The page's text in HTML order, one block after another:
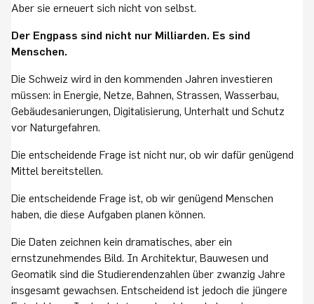
Aber sie erneuert sich nicht von selbst.
Der Engpass sind nicht nur Milliarden. Es sind
Menschen.
Die Schweiz wird in den kommenden Jahren investieren
müssen: in Energie, Netze, Bahnen, Strassen, Wasserbau,
Gebäudesanierungen, Digitalisierung, Unterhalt und Schutz
vor Naturgefahren.
Die entscheidende Frage ist nicht nur, ob wir dafür genügend
Mittel bereitstellen.
Die entscheidende Frage ist, ob wir genügend Menschen
haben, die diese Aufgaben planen können.
Die Daten zeichnen kein dramatisches, aber ein
ernstzunehmendes Bild. In Architektur, Bauwesen und
Geomatik sind die Studierendenzahlen über zwanzig Jahre
insgesamt gewachsen. Entscheidend ist jedoch die jüngere